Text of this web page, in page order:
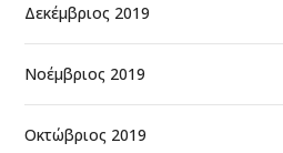
Δεκέμβριος 2019
Νοέμβριος 2019
Οκτώβριος 2019